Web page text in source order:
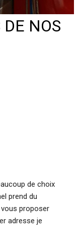
DE NOS
de choix
prend du
proposer
adresse je